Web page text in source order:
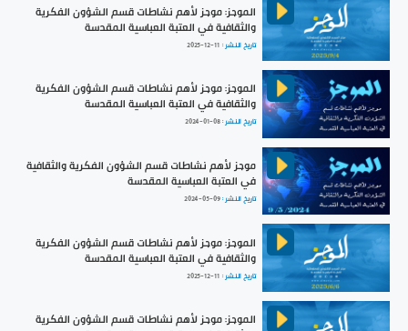
الموجز: موجز لأهم نشاطات قسم الشؤون الفكرية
والثقافية في العتبة العباسية المقدسة
تاريخ النشر : 2025-12-11
الموجز: موجز لأهم نشاطات قسم الشؤون الفكرية
والثقافية في العتبة العباسية المقدسة
تاريخ النشر :2024-01-08
موجز لأهم نشاطات قسم الشؤون الفكرية والثقافية
في العتبة العباسية المقدسة
تاريخ النشر :2024-05-09
الموجز: موجز لأهم نشاطات قسم الشؤون الفكرية
والثقافية في العتبة العباسية المقدسة
تاريخ النشر : 2025-12-11
الموجز: موجز لأهم نشاطات قسم الشؤون الفكرية